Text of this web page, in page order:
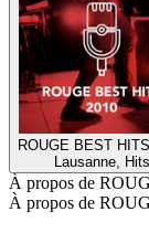
ROUGE BEST
Lausanne, Hits
À propos de
À propos de